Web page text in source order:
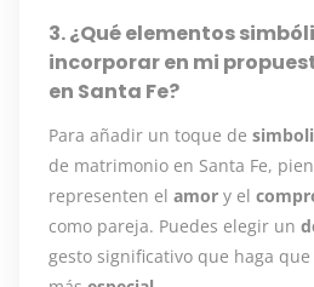
3. ¿Qué elementos
incorporar en mi
en Santa Fe?
Para añadir un toque de
de matrimonio en Santa Fe,
representen el amor y el
como pareja. Puedes elegir un
gesto significativo que haga